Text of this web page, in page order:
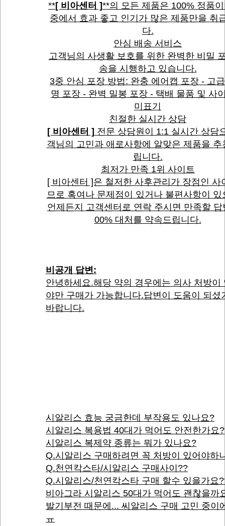
**[ 비아센터 ]**의 모든 제품은 100% 정품
중에서 효과 좋고 인기가 많은 제품만을 취
다.
안심 배송 서비스
고객님의 사생활 보호를 위한 완벽한 비밀
송을 시행하고 있습니다.
3중 안심 포장 방법: 완충 에어캡 포장 - 고
명 포장 - 완벽 밀봉 포장 - 택배 물품 및 사
미표기
친절한 실시간 상담
[ 비아센터 ] 전문 상담원이 1:1 실시간 상담
객님의 고민과 애로사항에 알맞은 제품을 추
립니다.
최저가 만족 1위 사이트
[ 비아센터 ]은 철저한 사후관리가 장점인 사
므로 혹여나 문제점이 있거나 불편사항이 있
언제든지 고객센터로 연락 주시면 만족할 답
00% 대처를 약속드립니다.
비공개 답변:
안녕하세요.해당 약의 경우에는 의사 처방이
야만 구매가 가능합니다.답변이 도움이 되셨
바랍니다.
시알리스 효능 궁금한데 부작용도 있나요?
시알리스 복용법 40대가 먹어도 안전한가요?
시알리스 복제약 종류는 뭐가 있나요?
Q.시알리스 구매하려면 꼭 처방이 있어야하
Q.천연칵스타/시알리스 구매사이??
Q.시알리스/천연칵스타 구매 할수 있을가요
비아그라 시알리스 50대가 먹어도 괜찮을까
발기부전 때문에... 씨알리스 구매 고민 중이
ㅠ